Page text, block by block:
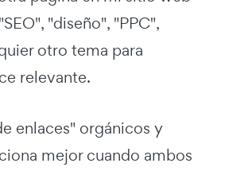
"diseño", "PPC",
otro tema para
relevante.
enlaces" orgánicos y
mejor cuando ambos